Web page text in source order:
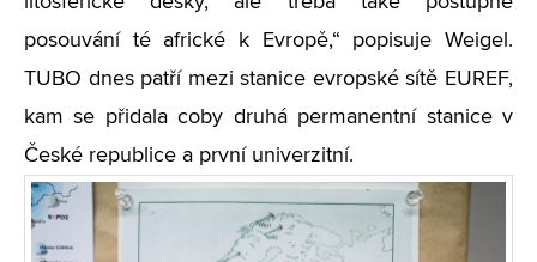
posouvání té africké k Evropě,“ popisuje Weigel.
TUBO dnes patří mezi stanice evropské sítě EUREF,
kam se přidala coby druhá permanentní stanice v
České republice a první univerzitní.